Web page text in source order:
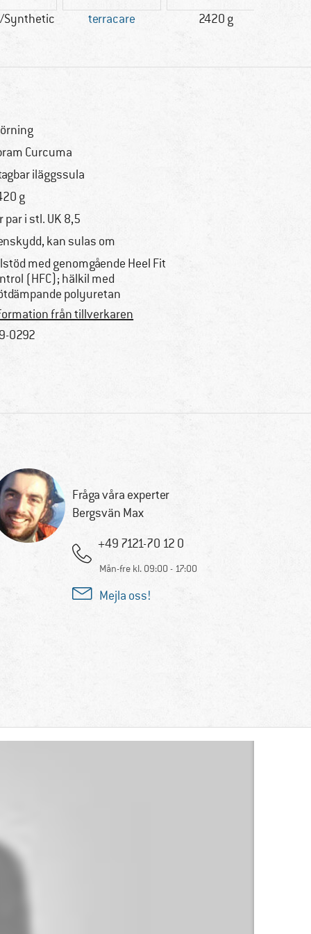
Synthetic terracare 2420 g
Curcuma
iläggssula
g
par i stl. UK 8,5
kan sulas om
med genomgående Heel Fit
(HFC); hälkil med
polyuretan
från tillverkaren
0292
Fråga våra experter
Bergsvän Max
+49 7121-70 12 0
Mån-fre kl. 09:00 - 17:00
Mejla oss!